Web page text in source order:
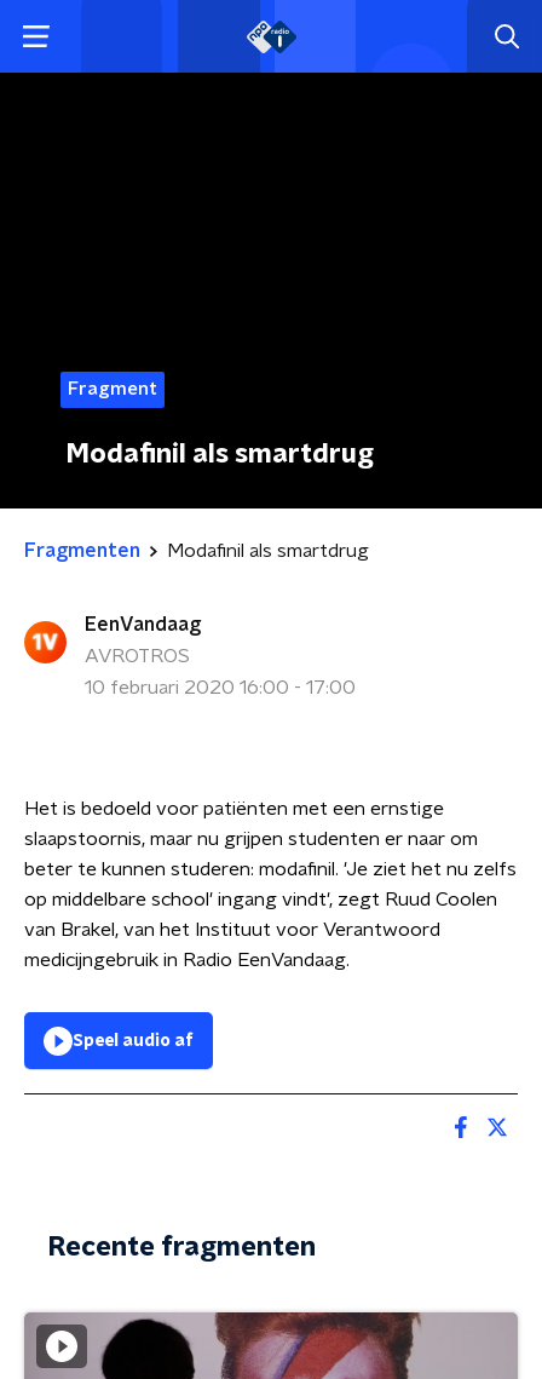
Fragment
Modafinil als smartdrug
Fragmenten Modafinil als smartdrug
EenVandaag
AVROTROS
10 februari 2020 16:00 - 17:00
Het is bedoeld voor patiënten met een ernstige
slaapstoornis, maar nu grijpen studenten er naar om
beter te kunnen studeren: modafinil. 'Je ziet het nu zelfs
op middelbare school' ingang vindt', zegt Ruud Coolen
van Brakel, van het Instituut voor Verantwoord
medicijngebruik in Radio EenVandaag.
Speel audio af
Recente fragmenten